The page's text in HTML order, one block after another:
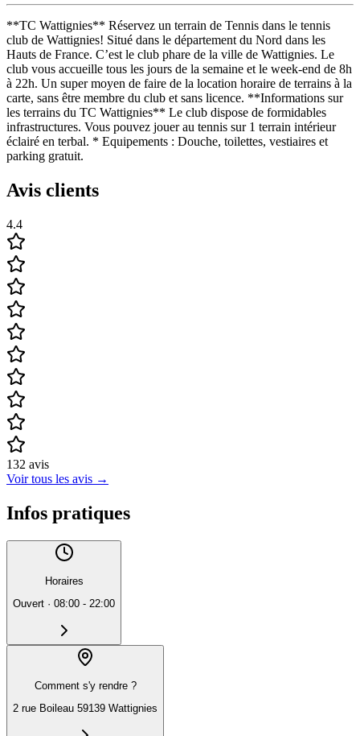
**TC Wattignies** Réservez un terrain de Tennis dans le tennis
club de Wattignies! Situé dans le département du Nord dans les
Hauts de France. C’est le club phare de la ville de Wattignies. Le
club vous accueille tous les jours de la semaine et le week-end de 8h
à 22h. Un super moyen de faire de la location horaire de terrains à la
carte, sans être membre du club et sans licence. **Informations sur
les terrains du TC Wattignies** Le club dispose de formidables
infrastructures. Vous pouvez jouer au tennis sur 1 terrain intérieur
éclairé en terbal. * Equipements : Douche, toilettes, vestiaires et
parking gratuit.
Avis clients
4.4
132 avis
Voir tous les avis →
Infos pratiques
Horaires
Ouvert · 08:00 - 22:00
Comment s'y rendre ?
2 rue Boileau 59139 Wattignies